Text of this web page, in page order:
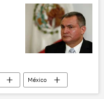
México